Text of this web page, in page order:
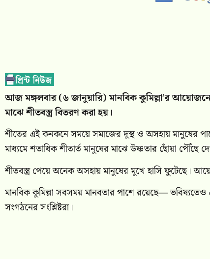
আজ মঙ্গলবার (৬ জানুয়ারি) মানবিক কুমিল্লা’র আয়োজনে
মাঝে শীতবস্ত্র বিতরণ করা হয়।
শীতের এই কনকনে সময়ে সমাজের দুস্থ ও অসহায় মানুষের
মাধ্যমে শতাধিক শীতার্ত মানুষের মাঝে উষ্ণতার ছোঁয়া পৌঁছে
শীতবস্ত্র পেয়ে অনেক অসহায় মানুষের মুখে হাসি ফুটেছে।
মানবিক কুমিল্লা সবসময় মানবতার পাশে রয়েছে—
সংগঠনের সংশ্লিষ্টরা।